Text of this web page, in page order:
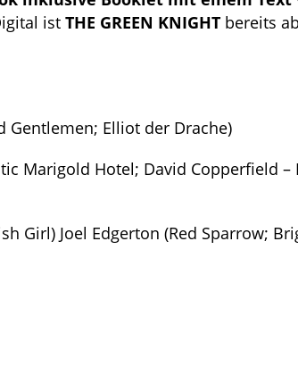
ist THE GREEN KNIGHT bereits
Gentlemen; Elliot der Drache)
Marigold Hotel; David Copperfield
Girl) Joel Edgerton (Red Sparrow;